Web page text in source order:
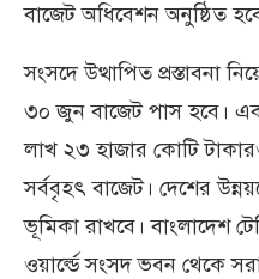
বাজেট অধিবেশন অনুষ্ঠিত
সংসদে উত্থাপিত প্রস্তাবনা
৩০ জুন বাজেট পাস হবে।
লাখ ২৩ হাজার কোটি
সর্ববৃহৎ বাজেট। দেশের
ভূমিকা রাখবে। বাংলাদেশ
ওয়ার্ল্ডে সংসদ ভবন থেকে